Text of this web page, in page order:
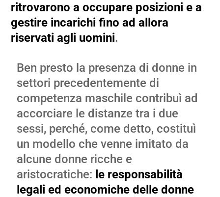
ritrovarono a occupare posizioni e a
gestire incarichi fino ad allora
riservati agli uomini.
Ben presto la presenza di donne in
settori precedentemente di
competenza maschile contribuì ad
accorciare le distanze tra i due
sessi, perché, come detto, costituì
un modello che venne imitato da
alcune donne ricche e
aristocratiche: le responsabilità
legali ed economiche delle donne